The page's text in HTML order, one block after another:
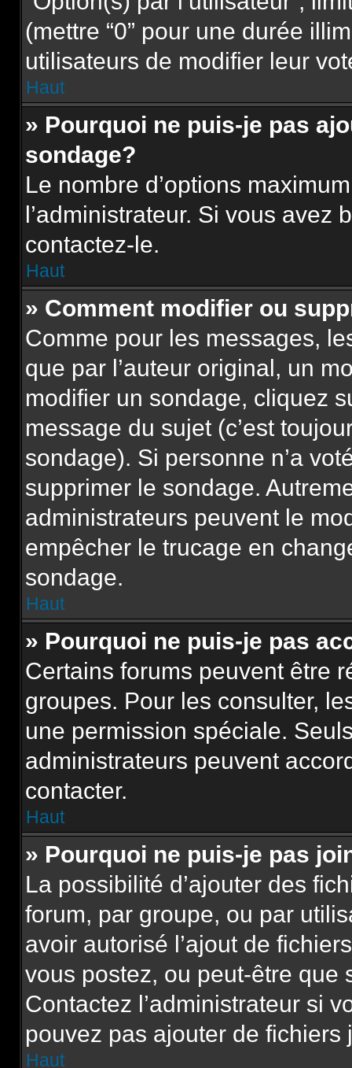
(mettre “0” pour une durée
utilisateurs de modifier leur
Haut
» Pourquoi ne puis-je pas
sondage?
Le nombre d’options
l’administrateur. Si vous avez
contactez-le.
Haut
» Comment modifier ou
Comme pour les messages,
que par l’auteur original, un
modifier un sondage, cliquez
message du sujet (c’est
sondage). Si personne n’a
supprimer le sondage.
administrateurs peuvent le
empêcher le trucage en
sondage.
Haut
» Pourquoi ne puis-je pas
Certains forums peuvent être
groupes. Pour les consulter,
une permission spéciale.
administrateurs peuvent
contacter.
Haut
» Pourquoi ne puis-je pas
La possibilité d’ajouter des
forum, par groupe, ou par
avoir autorisé l’ajout de
vous postez, ou peut-être que
Contactez l’administrateur si
pouvez pas ajouter de fichiers
Haut